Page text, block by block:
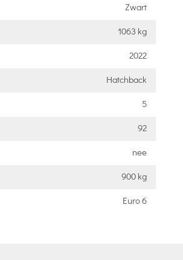
Zwart
1063 kg
2022
Hatchback
5
92
nee
900 kg
Euro 6